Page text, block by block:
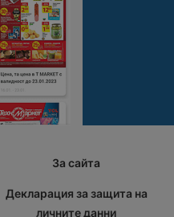
За сайта
Декларация за защита на
личните данни